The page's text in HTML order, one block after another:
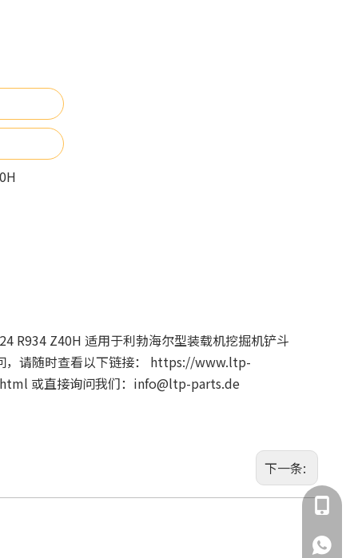
R934 Z40H 适用于利勃海尔型装载机挖掘机铲斗
请随时查看以下链接： https://www.ltp-
或直接询问我们：info@ltp-parts.de
下一条: